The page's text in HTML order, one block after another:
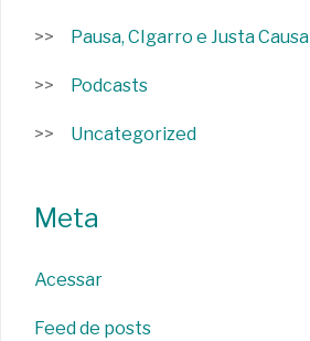
Pausa, CIgarro e Justa Causa
Podcasts
Uncategorized
Meta
Acessar
Feed de posts